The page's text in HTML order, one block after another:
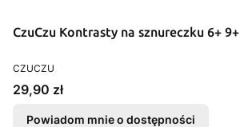
CzuCzu Kontrasty na sznureczku 6+ 9+
PRODUCENT
CZUCZU
Cena
29,90 zł
Powiadom mnie o dostępności